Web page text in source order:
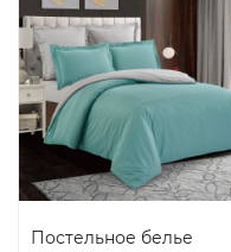
Постельное белье